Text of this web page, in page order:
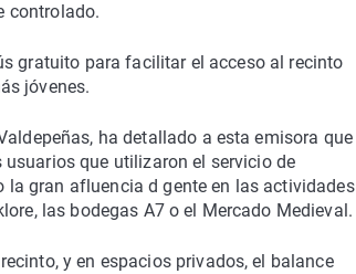
controlado.
gratuito para facilitar el acceso al recinto
jóvenes.
ha detallado a esta emisora que
que utilizaron el servicio de
gran afluencia d gente en las actividades
las bodegas A7 o el Mercado Medieval.
y en espacios privados, el balance